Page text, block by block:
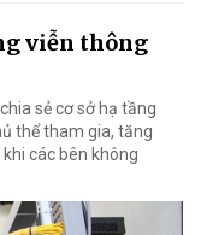
viễn thông
sẻ cơ sở hạ tầng
thể tham gia, tăng
các bên không